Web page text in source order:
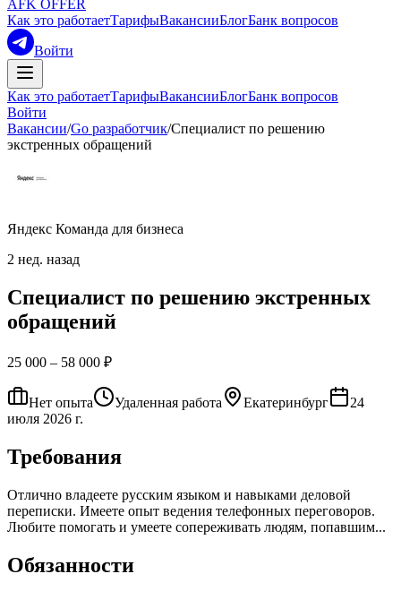
AFK OFFER
Как это работаетТарифыВакансииБлогБанк вопросов
Войти
Как это работаетТарифыВакансииБлогБанк вопросов
Войти
Вакансии/Go разработчик/Специалист по решению
экстренных обращений
Яндекс Команда для бизнеса
2 нед. назад
Специалист по решению экстренных
обращений
25 000 – 58 000 ₽
Нет опыта Удаленная работа Екатеринбург
24
июля 2026 г.
Требования
Отлично владеете русским языком и навыками деловой
переписки. Имеете опыт ведения телефонных переговоров.
Любите помогать и умеете сопереживать людям, попавшим...
Обязанности